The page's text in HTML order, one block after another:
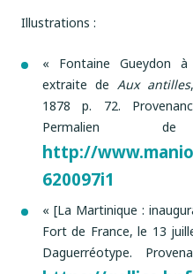
Illustrations :
« Fontaine Gueydon à
extraite de Aux antilles
1878 p. 72.
Permalien
http://
620097i1
« [La Martinique :
Fort de France, le 13
Daguerréotype.